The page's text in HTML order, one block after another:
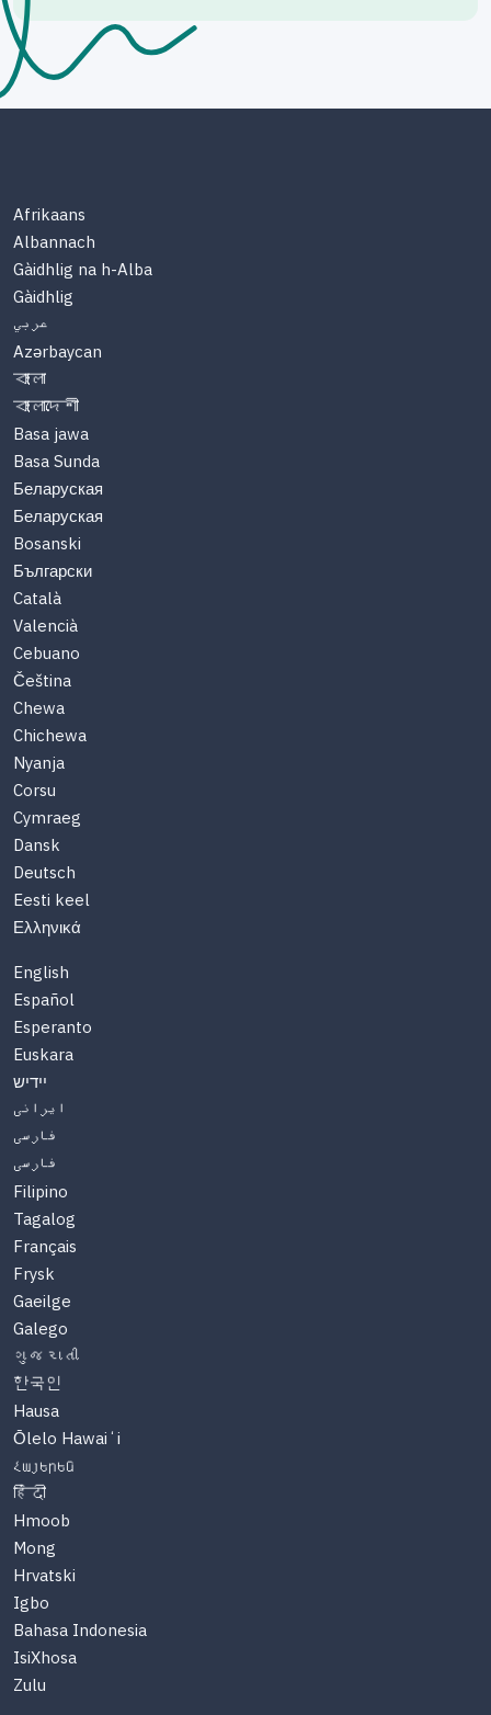
Afrikaans
Albannach
Gàidhlig na h-Alba
Gàidhlig
عربي
Azərbaycan
বাংলা
বাংলাদেশী
Basa jawa
Basa Sunda
Беларуская
Беларуская
Bosanski
Български
Català
Valencià
Cebuano
Čeština
Chewa
Chichewa
Nyanja
Corsu
Cymraeg
Dansk
Deutsch
Eesti keel
Ελληνικά
English
Español
Esperanto
Euskara
יידיש
ایرانی
فارسی
فارسی
Filipino
Tagalog
Français
Frysk
Gaeilge
Galego
ગુજરાતી
한국인
Hausa
Ōlelo Hawaiʻi
Հայերեն
हिंदी
Hmoob
Mong
Hrvatski
Igbo
Bahasa Indonesia
IsiXhosa
Zulu